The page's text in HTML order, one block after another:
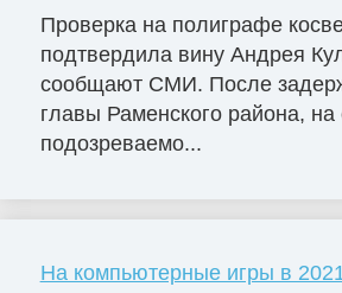
Проверка на полиграфе
подтвердила вину Андрея
сообщают СМИ. После
главы Раменского района, на
подозреваемо...
На компьютерные игры в